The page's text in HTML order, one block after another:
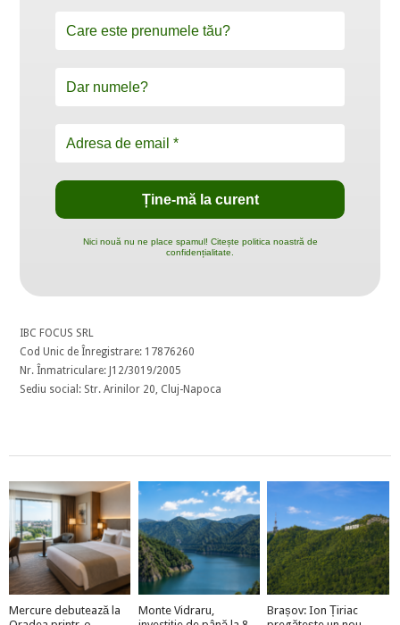
Nici nouă nu ne place spamul! Citește politica noastră de
confidențialitate.
IBC FOCUS SRL
Cod Unic de Înregistrare: 17876260
Nr. Înmatriculare: J12/3019/2005
Sediu social: Str. Arinilor 20, Cluj-Napoca
Mercure debutează la
Monte Vidraru,
Brașov: Ion Țiriac